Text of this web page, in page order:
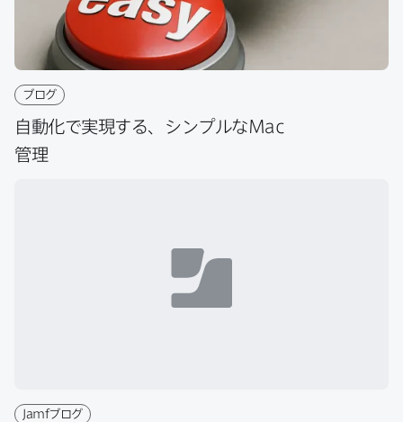
ブログ
自動化で​実現する、​シンプルなMac
管理
Jamfブログ